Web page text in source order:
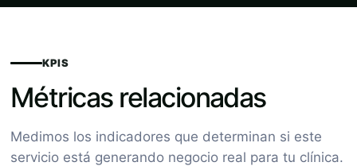
KPIS
Métricas relacionadas
Medimos los indicadores que determinan si este
servicio está generando negocio real para tu clínica.